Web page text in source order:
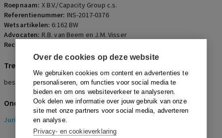
Over de cookies op deze website
We gebruiken cookies om content en advertenties te
personaliseren, om functies voor social media te
bieden en om ons websiteverkeer te analyseren.
Ook delen we informatie over jouw gebruik van onze
site met onze partners voor social media, adverteren
en analyse.
Privacy- en cookieverklaring
Roepnaam: X B.V./Capacity Group c.s.
Referentienummer: INS-2017-0376
Wetsartikelen: 6:162 BW
Advocaten: R.B. van Beem en J.M. Visser
Rechters:
Trefwoorden
bestuurdersaansprakelijkheid
Onderwerpen
Juridisch> Insolventierecht